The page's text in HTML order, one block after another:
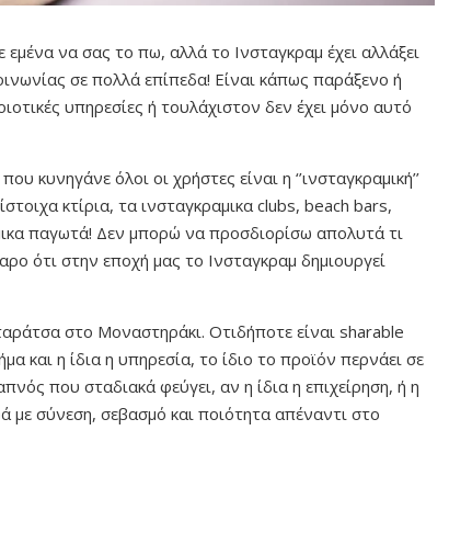
να σας το πω, αλλά το Ινσταγκραμ έχει αλλάξει
σε πολλά επίπεδα! Είναι κάπως παράξενο ή
υπηρεσίες ή τουλάχιστον δεν έχει μόνο αυτό
όλοι οι χρήστες είναι η ‘’ινσταγκραμική’’
κτίρια, τα ινσταγκραμικα clubs, beach bars,
παγωτά! Δεν μπορώ να προσδιορίσω απολυτά τι
ότι στην εποχή μας το Ινσταγκραμ δημιουργεί
στο Μοναστηράκι. Οτιδήποτε είναι sharable
και η ίδια η υπηρεσία, το ίδιο το προϊόν περνάει σε
που σταδιακά φεύγει, αν η ίδια η επιχείρηση, ή η
σύνεση, σεβασμό και ποιότητα απέναντι στο